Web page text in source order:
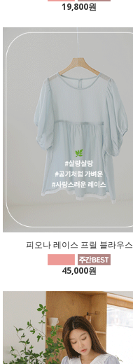
19,800원
피오나 레이스 프릴 블라우스
45,000원